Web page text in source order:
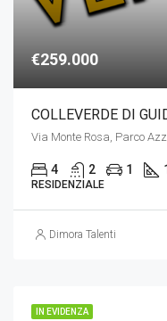
€259.000
COLLEVERDE DI
4 2 1
RESIDENZIALE
Dimora Talenti
IN EVIDENZA